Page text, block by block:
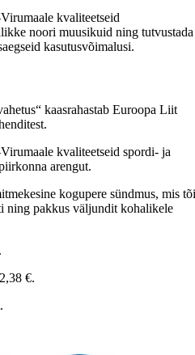
kvaliteetseid
noori muusikuid ning tutvustada
kasutusvõimalusi.
kaasrahastab Euroopa Liit
kvaliteetseid spordi- ja
arengut.
kogupere sündmus, mis tõi
ning pakkus väljundit kohalikele
€.